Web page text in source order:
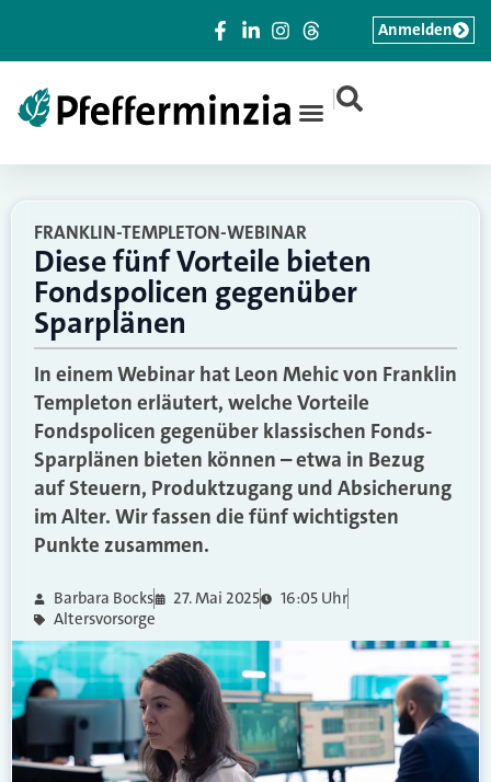
|
Anmelden
FRANKLIN-TEMPLETON-WEBINAR
Diese fünf Vorteile bieten
Fondspolicen gegenüber
Sparplänen
In einem Webinar hat Leon Mehic von Franklin
Templeton erläutert, welche Vorteile
Fondspolicen gegenüber klassischen Fonds-
Sparplänen bieten können – etwa in Bezug
auf Steuern, Produktzugang und Absicherung
im Alter. Wir fassen die fünf wichtigsten
Punkte zusammen.
Barbara Bocks 27. Mai 2025
16:05 Uhr
Altersvorsorge